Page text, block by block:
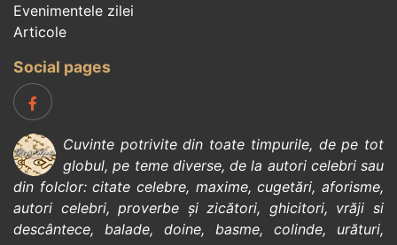
Evenimentele zilei
Articole
Social pages
Cuvinte potrivite din toate timpurile, de pe tot
globul, pe teme diverse, de la autori celebrisau
din folclor:citate celebre, maxime,cugetări,aforisme,
autori celebri,proverbe și zicători, ghicitori, vrăji si
descântece, balade, doine, basme, colinde, urături,